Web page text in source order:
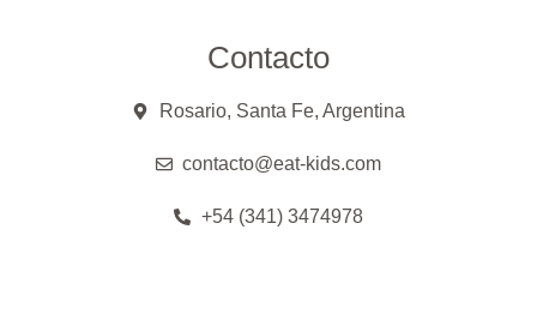
Contacto
Rosario, Santa Fe, Argentina
contacto@eat-kids.com
+54 (341) 3474978